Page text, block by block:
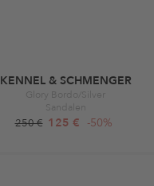
KENNEL & SCHMENGER
Glory Bordo/Silver
Sandalen
250 € 125 € -50%